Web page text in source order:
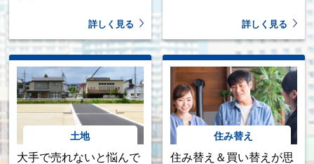
詳しく見る 詳しく見る
土地
大手で売れないと悩んで
住み替え
住み替え＆買い替えが思